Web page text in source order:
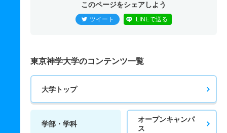
このページをシェアしよう
ツイート LINEで送る
東京神学大学のコンテンツ一覧
大学トップ
学部・学科
オープンキャンパ
ス